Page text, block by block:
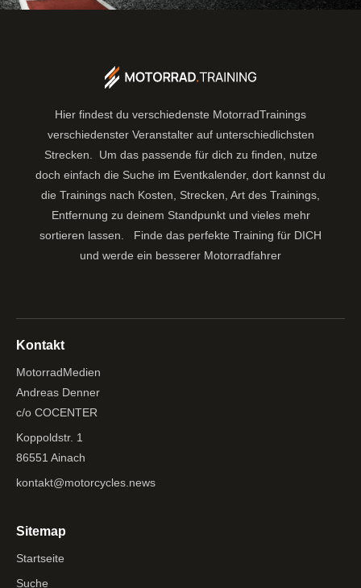
Hier findest du verschiedenste MotorradTrainings
verschiedenster Veranstalter auf unterschiedlichsten
Strecken. Um das passende für dich zu finden, nutze
doch einfach die Suche im Eventkalender, dort kannst du
die Trainings nach Kosten, Strecken, Art des Trainings,
Entfernung zu deinem Standpunkt und vieles mehr
sortieren lassen. Finde das perfekte Training für DICH
und werde ein besserer Motorradfahrer
Kontakt
MotorradMedien
Andreas Denner
c/o COCENTER
Koppoldstr. 1
86551 Ainach
kontakt@motorcycles.news
Sitemap
Startseite
Suche